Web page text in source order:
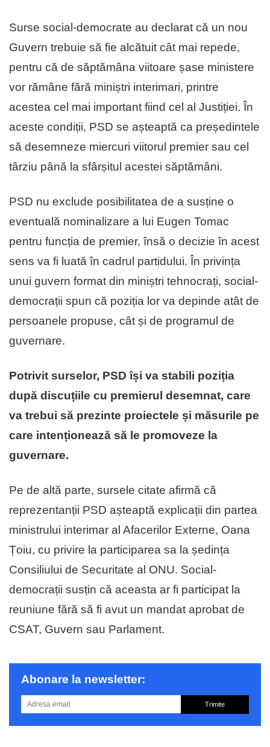
Surse social-democrate au declarat că un nou
Guvern trebuie să fie alcătuit cât mai repede,
pentru că de săptămâna viitoare șase ministere
vor rămâne fără miniștri interimari, printre
acestea cel mai important fiind cel al Justiției. În
aceste condiții, PSD se așteaptă ca președintele
să desemneze miercuri viitorul premier sau cel
târziu până la sfârșitul acestei săptămâni.
PSD nu exclude posibilitatea de a susține o
eventuală nominalizare a lui Eugen Tomac
pentru funcția de premier, însă o decizie în acest
sens va fi luată în cadrul partidului. În privința
unui guvern format din miniștri tehnocrați, social-
democrații spun că poziția lor va depinde atât de
persoanele propuse, cât și de programul de
guvernare.
Potrivit surselor, PSD își va stabili poziția
după discuțiile cu premierul desemnat, care
va trebui să prezinte proiectele și măsurile pe
care intenționează să le promoveze la
guvernare.
Pe de altă parte, sursele citate afirmă că
reprezentanții PSD așteaptă explicații din partea
ministrului interimar al Afacerilor Externe, Oana
Țoiu, cu privire la participarea sa la ședința
Consiliului de Securitate al ONU. Social-
democrații susțin că aceasta ar fi participat la
reuniune fără să fi avut un mandat aprobat de
CSAT, Guvern sau Parlament.
Abonare la newsletter:
Trimite